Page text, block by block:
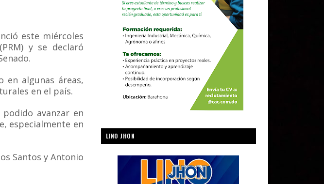
este miércoles
y se declaró
en algunas áreas,
en el país.
avanzar en
especialmente en
Santos y Antonio
LINO JHON